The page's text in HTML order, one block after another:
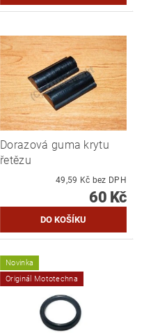
Dorazová guma krytu
řetězu
49,59 Kč bez DPH
60 Kč
Novinka
Originál Mototechna